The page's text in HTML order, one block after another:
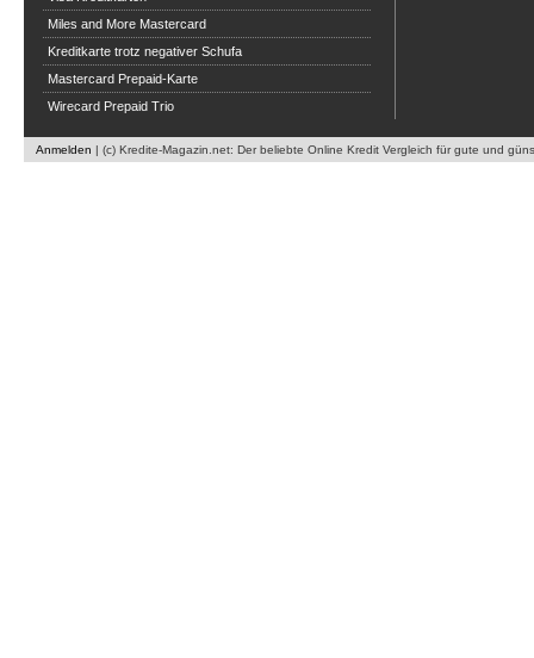
Miles and More Mastercard
Kreditkarte trotz negativer Schufa
Mastercard Prepaid-Karte
Wirecard Prepaid Trio
Anmelden | (c) Kredite-Magazin.net: Der beliebte Online Kredit Vergleich für gute und